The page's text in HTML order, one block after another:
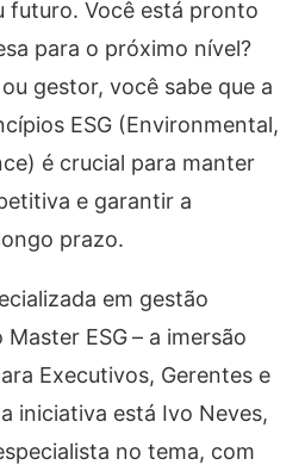
futuro. Você está pronto
para o próximo nível?
gestor, você sabe que a
ESG (Environmental,
é crucial para manter
e garantir a
prazo.
em gestão
Master ESG– a imersão
Executivos, Gerentes e
iniciativa está Ivo Neves,
no tema, com